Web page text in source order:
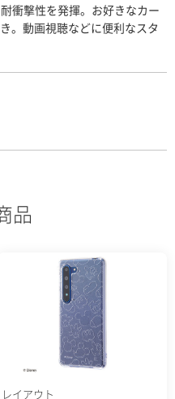
衝撃性を発揮。お好きなカー
。動画視聴などに便利なスタ
品
レイアウト